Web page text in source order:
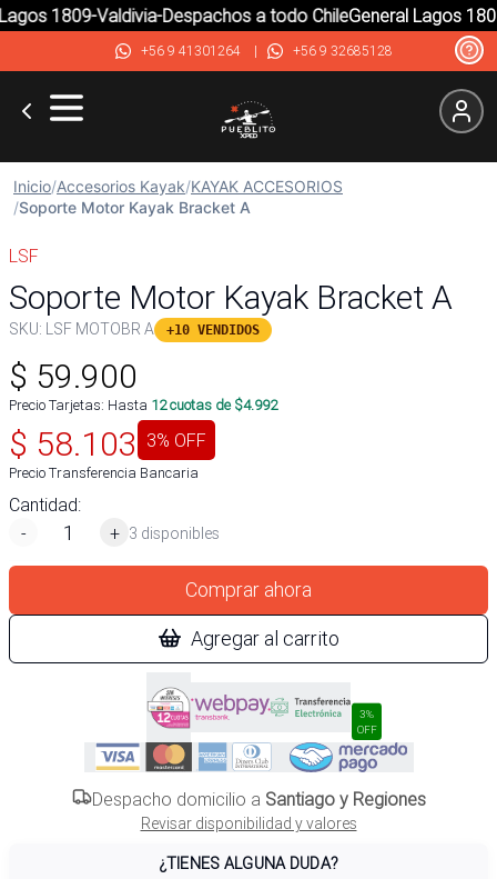
1809-Valdivia-Despachos a todo ChileGeneral Lagos
+56 9 41301264| +56 9 32685128
Inicio/Accesorios Kayak/KAYAK ACCESORIOS
/Soporte Motor Kayak Bracket A
LSF
Soporte Motor Kayak Bracket A
SKU: LSF MOTOBR A +10 VENDIDOS
$ 59.900
Precio Tarjetas: Hasta 12cuotas de $4.992
$ 58.103 3% OFF
Precio Transferencia Bancaria
Cantidad:
-
+ 3 disponibles
Comprar ahora
Agregar al carrito
3%
OFF
Despacho domicilio a Santiago y Regiones
Revisar disponibilidad y valores
¿TIENES ALGUNA DUDA?